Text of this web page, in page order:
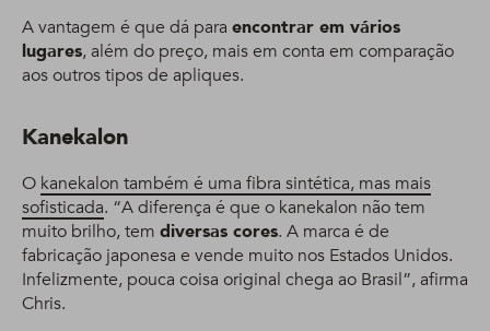
A vantagem é que dá para encontrar em vários
lugares, além do preço, mais em conta em comparação
aos outros tipos de apliques.
Kanekalon
O kanekalon também é uma fibra sintética, mas mais
sofisticada. “A diferença é que o kanekalon não tem
muito brilho, tem diversas cores. A marca é de
fabricação japonesa e vende muito nos Estados Unidos.
Infelizmente, pouca coisa original chega ao Brasil”, afirma
Chris.